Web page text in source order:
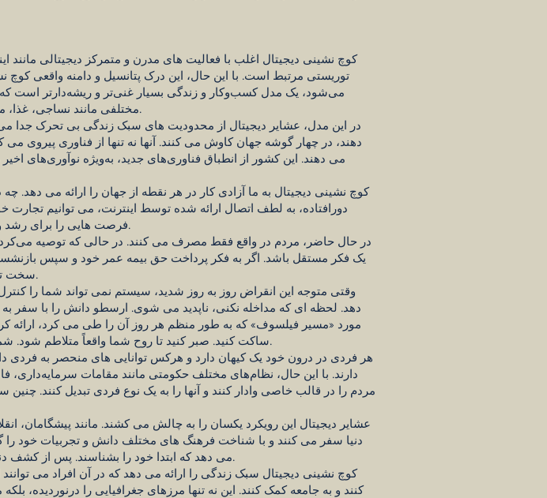
کوچ نشینی دیجیتال اغلب با فعالیت های مدرن و متمرکز دیجیتالی مانند
توریستی مرتبط است. با این حال، این درک پتانسیل و دامنه واقعی کوچ
می‌شود، یک مدل کسب‌وکار و زندگی بسیار غنی‌تر و ریشه‌دارتر است
مختلفی مانند نساجی، غذا، معماری، صنایع دستی، آموزش، بهداشت، هنر و فرهنگ را پوشش می‌دهد.
در این مدل، عشایر دیجیتال از محدودیت های سبک زندگی بی تحرک جدا
دهند، در چهار گوشه جهان کاوش می کنند. آنها نه تنها از فناوری پیروی
می دهند. این کشور از انطباق فناوری‌های جدید، به‌ویژه نوآوری‌های
کوچ نشینی دیجیتال به ما آزادی کار در هر نقطه از جهان را ارائه می دهد.
دورافتاده، به لطف اتصال ارائه شده توسط اینترنت، می توانیم تجارت
فرصت هایی را برای رشد و توسعه هم از نظر شخصی و هم از نظر حرفه ای برای ما فراهم می کند.
در حال حاضر، مردم در واقع فقط مصرف می کنند. در حالی که توصیه
یک فکر مستقل باشد. اگر به فکر پرداخت حق بیمه عمر خود و سپس
سخت ترین کارهای دنیاست. فوراً سرگرمی دیگری پیدا کنید و این کتاب را ببندید.
وقتی متوجه این انقراض روز به روز شدید، سیستم نمی تواند شما را
دهد. لحظه ای که مداخله نکنی، ناپدید می شوی. ارسطو دانش را با سفر
مورد «مسیر فیلسوف» که به طور منظم هر روز آن را طی می کرد، ارائه
ساکت کنید. صبر کنید تا روح شما واقعاً متلاطم شود. شما باید زندگی کردن را یاد بگیرید، اما یادگیری واقعاً به زندگی بستگی دارد.
هر فردی در درون خود یک کیهان دارد و هرکس توانایی های منحصر به فردی
دارند. با این حال، نظام‌های مختلف حکومتی مانند مقامات
مردم را در قالب خاصی وادار کنند و آنها را به یک نوع فردی تبدیل کنند.
عشایر دیجیتال این رویکرد یکسان را به چالش می کشند. مانند پیشگامان،
دنیا سفر می کنند و با شناخت فرهنگ های مختلف دانش و تجربیات خود
می دهد که ابتدا خود را بشناسند. پس از کشف دنیای درونی خود، می توانند به طور موثرتر و مفیدتر به جامعه خدمت کنند.
کوچ نشینی دیجیتال سبک زندگی را ارائه می دهد که در آن افراد می
کنند و به جامعه کمک کنند. این نه تنها مرزهای جغرافیایی را درنوردیده،